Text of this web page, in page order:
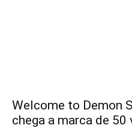
Welcome to Demon
chega a marca de